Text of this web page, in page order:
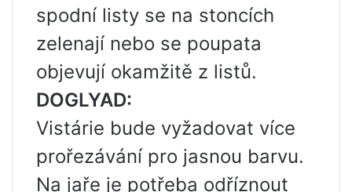
spodní listy se na stoncích
zelenají nebo se poupata
objevují okamžitě z listů.
DOGLYAD:
Vistárie bude vyžadovat více
prořezávání pro jasnou barvu.
Na jaře je potřeba odříznout